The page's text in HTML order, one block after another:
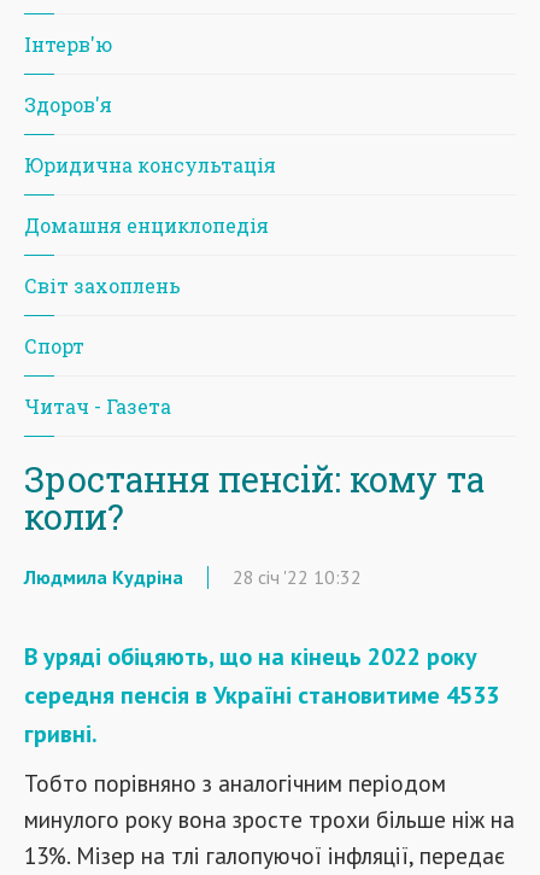
Iнтерв'ю
Здоров'я
Юридична консультація
Домашня енциклопедія
Світ захоплень
Спорт
Читач - Газета
Зростання пенсій: кому та
коли?
Людмила Кудріна 28 січ '22 10:32
В уряді обіцяють, що на кінець 2022 року
середня пенсія в Україні становитиме 4533
гривні.
Тобто порівняно з аналогічним періодом
минулого року вона зросте трохи більше ніж на
13%. Мізер на тлі галопуючої інфляції, передає